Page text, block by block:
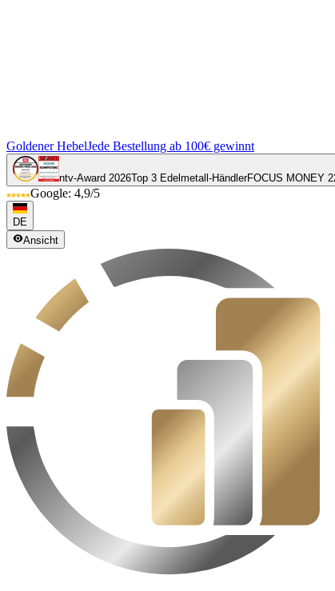
Goldener HebelJede Bestellung ab 100€ gewinnt
ntv-Award 2026Top 3 Edelmetall-HändlerFOCUS MONEY
Google: 4,9/5
DE
Ansicht